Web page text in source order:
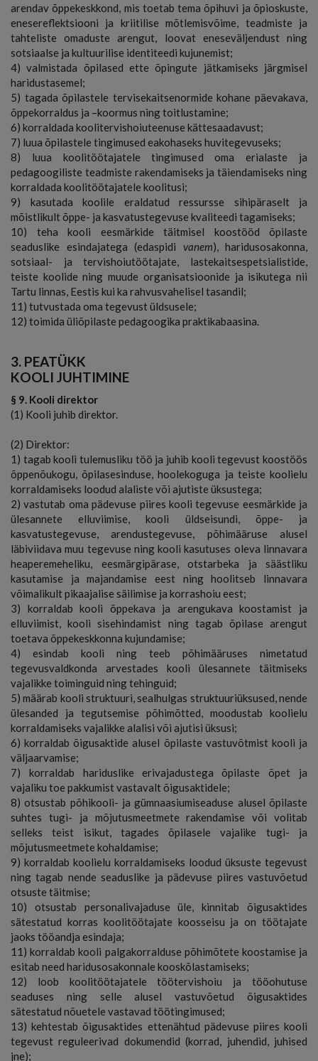
arendav õppekeskkond, mis toetab tema õpihuvi ja õpioskuste,
enesereflektsiooni ja kriitilise mõtlemisvõime, teadmiste ja
tahteliste omaduste arengut, loovat eneseväljendust ning
sotsiaalse ja kultuurilise identiteedi kujunemist;
4) valmistada õpilased ette õpingute jätkamiseks järgmisel
haridustasemel;
5) tagada õpilastele tervisekaitsenormide kohane päevakava,
õppekorraldus ja –koormus ning toitlustamine;
6) korraldada koolitervishoiuteenuse kättesaadavust;
7) luua õpilastele tingimused eakohaseks huvitegevuseks;
8) luua koolitöötajatele tingimused oma erialaste ja
pedagoogiliste teadmiste rakendamiseks ja täiendamiseks ning
korraldada koolitöötajatele koolitusi;
9) kasutada koolile eraldatud ressursse sihipäraselt ja
mõistlikult õppe- ja kasvatustegevuse kvaliteedi tagamiseks;
10) teha kooli eesmärkide täitmisel koostööd õpilaste
seaduslike esindajatega (edaspidi vanem), haridusosakonna,
sotsiaal- ja tervishoiutöötajate, lastekaitsespetsialistide,
teiste koolide ning muude organisatsioonide ja isikutega nii
Tartu linnas, Eestis kui ka rahvusvahelisel tasandil;
11) tutvustada oma tegevust üldsusele;
12) toimida üliõpilaste pedagoogika praktikabaasina.
3. PEATÜKK
KOOLI JUHTIMINE
§ 9. Kooli direktor
(1) Kooli juhib direktor.
(2) Direktor:
1) tagab kooli tulemusliku töö ja juhib kooli tegevust koostöös
õppenõukogu, õpilasesinduse, hoolekoguga ja teiste koolielu
korraldamiseks loodud alaliste või ajutiste üksustega;
2) vastutab oma pädevuse piires kooli tegevuse eesmärkide ja
ülesannete elluviimise, kooli üldseisundi, õppe- ja
kasvatustegevuse, arendustegevuse, põhimääruse alusel
läbiviidava muu tegevuse ning kooli kasutuses oleva linnavara
heaperemeheliku, eesmärgipärase, otstarbeka ja säästliku
kasutamise ja majandamise eest ning hoolitseb linnavara
võimalikult pikaajalise säilimise ja korrashoiu eest;
3) korraldab kooli õppekava ja arengukava koostamist ja
elluviimist, kooli sisehindamist ning tagab õpilase arengut
toetava õppekeskkonna kujundamise;
4) esindab kooli ning teeb põhimääruses nimetatud
tegevusvaldkonda arvestades kooli ülesannete täitmiseks
vajalikke toiminguid ning tehinguid;
5) määrab kooli struktuuri, sealhulgas struktuuriüksused, nende
ülesanded ja tegutsemise põhimõtted, moodustab koolielu
korraldamiseks vajalikke alalisi või ajutisi üksusi;
6) korraldab õigusaktide alusel õpilaste vastuvõtmist kooli ja
väljaarvamise;
7) korraldab hariduslike erivajadustega õpilaste õpet ja
vajaliku toe pakkumist vastavalt õigusaktidele;
8) otsustab põhikooli- ja gümnaasiumiseaduse alusel õpilaste
suhtes tugi- ja mõjutusmeetmete rakendamise või volitab
selleks teist isikut, tagades õpilasele vajalike tugi- ja
mõjutusmeetmete kohaldamise;
9) korraldab koolielu korraldamiseks loodud üksuste tegevust
ning tagab nende seaduslike ja pädevuse piires vastuvõetud
otsuste täitmise;
10) otsustab personalivajaduse üle, kinnitab õigusaktides
sätestatud korras koolitöötajate koosseisu ja on töötajate
jaoks tööandja esindaja;
11) korraldab kooli palgakorralduse põhimõtete koostamise ja
esitab need haridusosakonnale kooskõlastamiseks;
12) loob koolitöötajatele töötervishoiu ja tööohutuse
seaduses ning selle alusel vastuvõetud õigusaktides
sätestatud nõuetele vastavad töötingimused;
13) kehtestab õigusaktides ettenähtud pädevuse piires kooli
tegevust reguleerivad dokumendid (korrad, juhendid, juhised
jne);